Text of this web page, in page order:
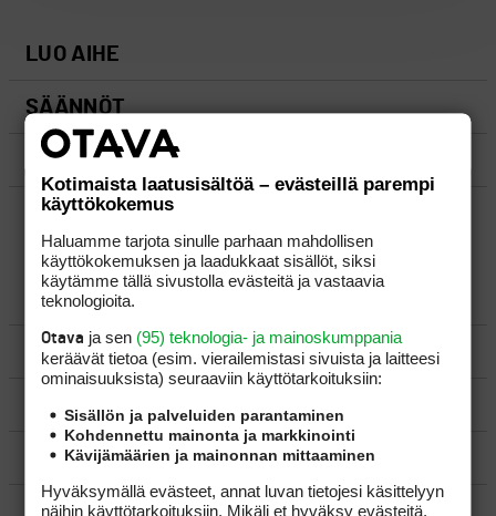
LUO AIHE
SÄÄNNÖT
OHJEET
UUSIMMAT VIESTIKETJUT
YLEISTÄ
VÄLINEET
MATKAILU
KILPAGOLF & HARJOITTELU
SÄÄNNÖT
Kotimaista laatusisältöä – evästeillä parempi
käyttökokemus
Haluamme tarjota sinulle parhaan mahdollisen
käyttökokemuksen ja laadukkaat sisällöt, siksi
käytämme tällä sivustolla evästeitä ja vastaavia
teknologioita.
Otava ja sen (95) teknologia- ja mainoskumppania
keräävät tietoa (esim. vierailemis­tasi sivuista ja laitteesi
ominaisuuk­sista) seuraaviin käyttötarkoituksiin:
Sisällön ja palveluiden parantaminen
Kohdennettu mainonta ja markkinointi
Kävijämäärien ja mainonnan mittaaminen
Hyväksymällä evästeet, annat luvan tietojesi käsittelyyn
näihin käyttötarkoituksiin. Mikäli et hyväksy evästeitä,